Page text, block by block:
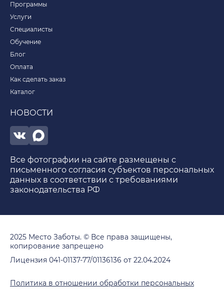
Программы
Услуги
Специалисты
Обучение
Блог
Оплата
Как сделать заказ
Каталог
НОВОСТИ
Все фотографии на сайте размещены с
письменного согласия субъектов персональных
данных в соответствии с требованиями
законодательства РФ
2025 Место Заботы. © Все права защищены,
копирование запрещено
Лицензия 041-01137-77/01136136 от 22.04.2024
Политика в отношении обработки персональных